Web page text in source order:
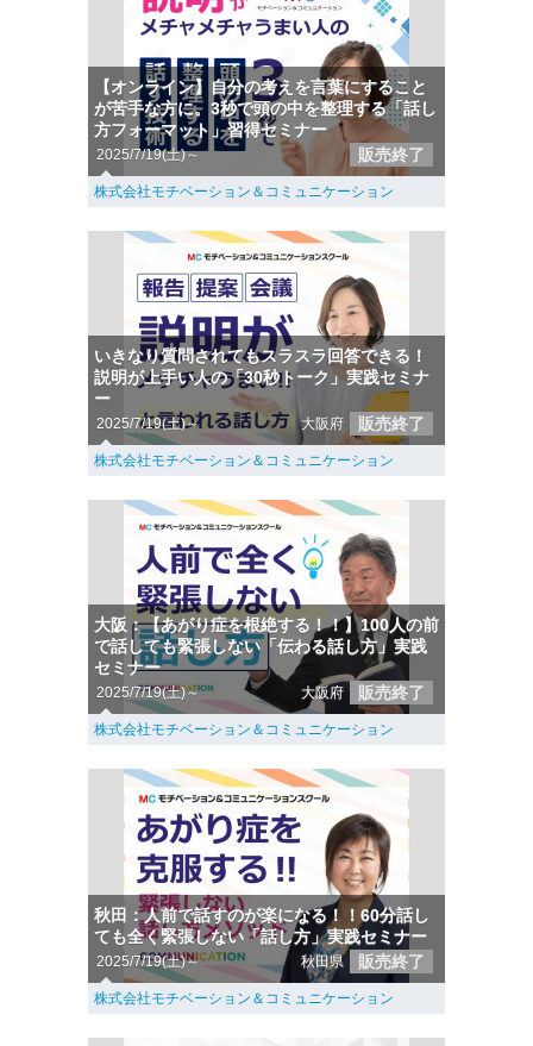
【オンライン】自分の考えを言葉にすること
が苦手な方に。3秒で頭の中を整理する「話し
方フォーマット」習得セミナー
2025/7/19(土)～ 販売終了
株式会社モチベーション＆コミュニケーション
いきなり質問されてもスラスラ回答できる！
説明が上手い人の「30秒トーク」実践セミナ
ー
2025/7/19(土)～ 大阪府 販売終了
株式会社モチベーション＆コミュニケーション
大阪：【あがり症を根絶する！！】100人の前
で話しても緊張しない「伝わる話し方」実践
セミナー
2025/7/19(土)～ 大阪府 販売終了
株式会社モチベーション＆コミュニケーション
秋田：人前で話すのが楽になる！！60分話し
ても全く緊張しない「話し方」実践セミナー
2025/7/19(土)～ 秋田県 販売終了
株式会社モチベーション＆コミュニケーション